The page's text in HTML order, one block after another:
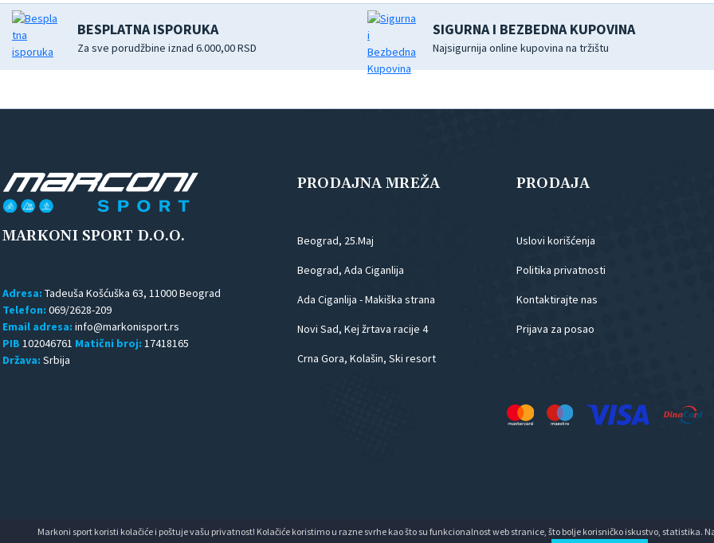
BESPLATNA ISPORUKA
Za sve porudžbine iznad 6.000,00 RSD
SIGURNA I BEZBEDNA KUPOVINA
Najsigurnija online kupovina na tržištu
MARKONI SPORT D.O.O.
Adresa: Tadeuša Košćuška 63, 11000 Beograd
Telefon: 069/2628-209
Email adresa:
PIB 102046761 Matični broj: 17418165
Država: Srbija
PRODAJNA MREŽA
Beograd, 25.Maj
Beograd, Ada Ciganlija
Ada Ciganlija - Makiška strana
Novi Sad, Kej žrtava racije 4
Crna Gora, Kolašin, Ski resort
PRODAJA
Uslovi korišćenja
Politika privatnosti
Kontaktirajte nas
Prijava za posao
Markoni sport koristi kolačiće i poštuje vašu privatnost! Kolačiće koristimo u razne svrhe kao što su funkcionalnost web stranice, što bolje korisničko iskustvo, statistika.